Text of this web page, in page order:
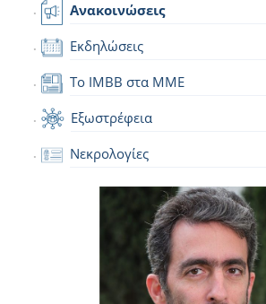
Ανακοινώσεις
Εκδηλώσεις
Το IMBB στα ΜΜΕ
Εξωστρέφεια
Νεκρολογίες